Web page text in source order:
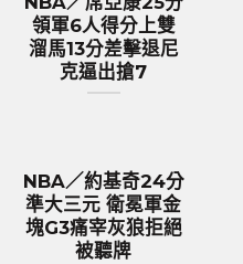
領軍6人得分上雙
溜馬13分差擊退尼
克逼出搶7
NBA／約基奇24分
準大三元 衛冕軍金
塊G3痛宰灰狼拒絕
被聽牌